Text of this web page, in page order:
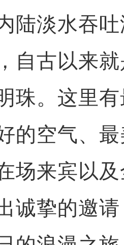
陆淡水吞
自古以来
珠。这里
的空气、
来宾以及
诚挚的邀